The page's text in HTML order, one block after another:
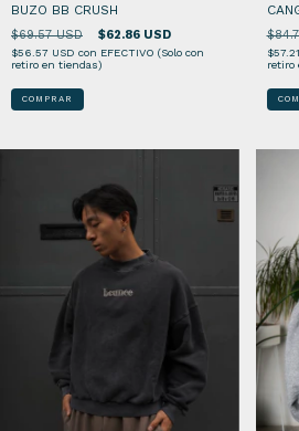
BUZO BB CRUSH
$69.57 USD $62.86 USD
$56.57 USD con EFECTIVO (Solo con
retiro en tiendas)
COMPRAR
retiro